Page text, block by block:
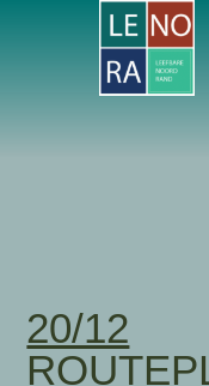
20/12